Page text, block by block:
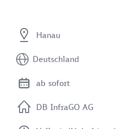
Hanau
Deutschland
ab sofort
DB InfraGO AG